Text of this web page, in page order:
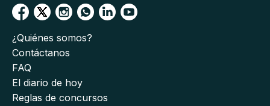
¿Quiénes somos?
Contáctanos
FAQ
El diario de hoy
Reglas de concursos